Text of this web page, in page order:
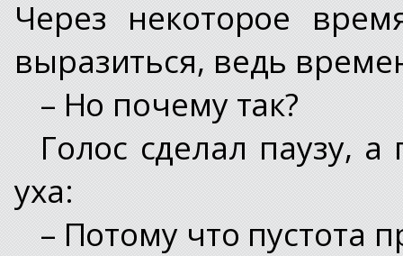
Через некоторое
выразиться, ведь
– Но почему так?
Голос сделал паузу,
уха:
– Потому что пустота